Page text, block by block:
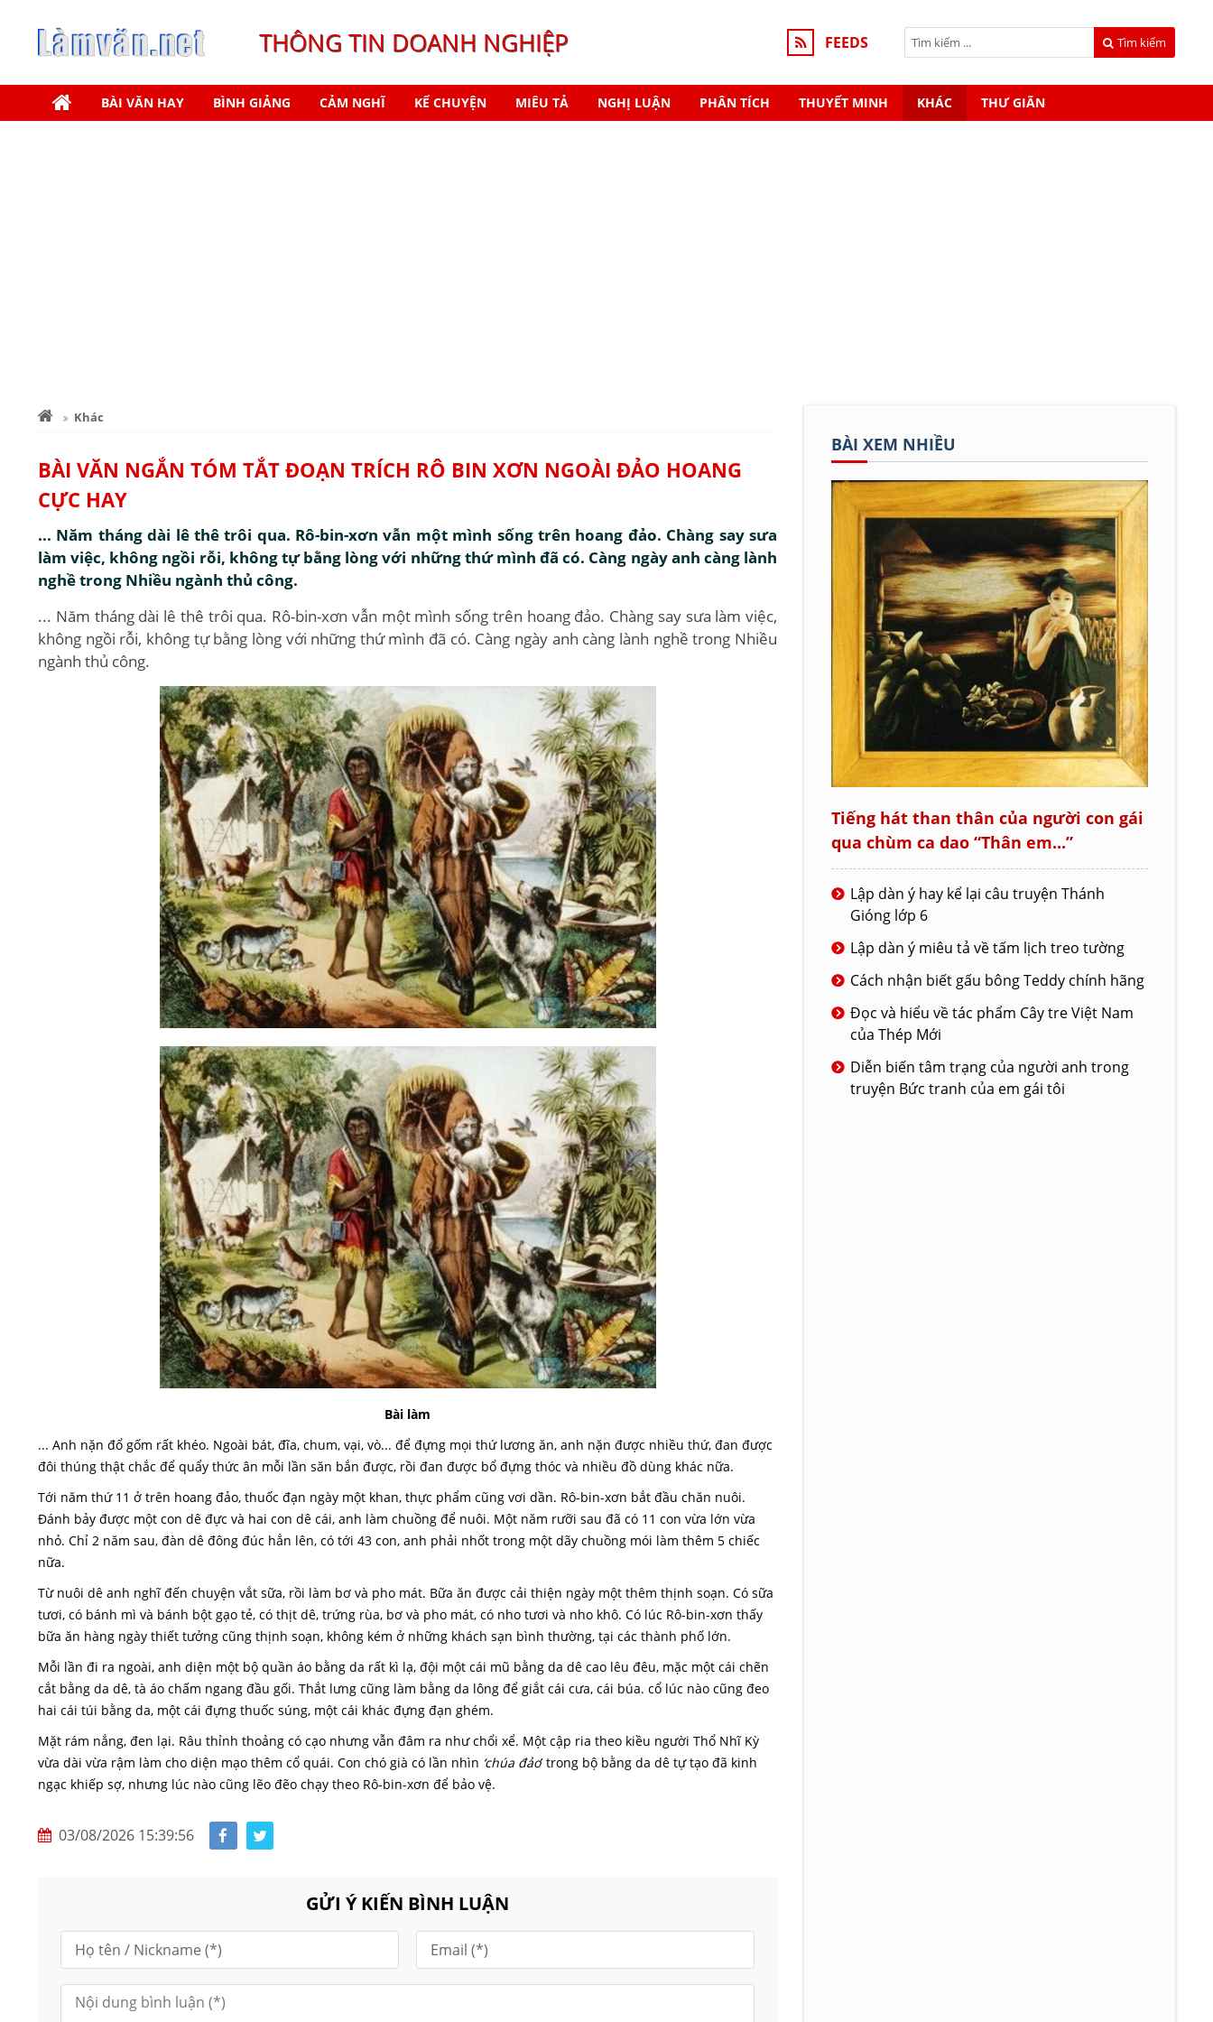
THÔNG TIN DOANH NGHIỆP FEEDS Tìm kiếm
BÀI VĂN HAY BÌNH GIẢNG CẢM NGHĨ KỂ CHUYỆN MIÊU TẢ NGHỊ LUẬN PHÂN TÍCH THUYẾT MINH KHÁC THƯ GIÃN
Khác
BÀI VĂN NGẮN TÓM TẮT ĐOẠN TRÍCH RÔ BIN XƠN NGOÀI ĐẢO HOANG
CỰC HAY
... Năm tháng dài lê thê trôi qua. Rô-bin-xơn vẫn một mình sống trên hoang đảo. Chàng say sưa
làm việc, không ngồi rỗi, không tự bằng lòng với những thứ mình đã có. Càng ngày anh càng lành
nghề trong Nhiều ngành thủ công.
... Năm tháng dài lê thê trôi qua. Rô-bin-xơn vẫn một mình sống trên hoang đảo. Chàng say sưa làm việc,
không ngồi rỗi, không tự bằng lòng với những thứ mình đã có. Càng ngày anh càng lành nghề trong Nhiều
ngành thủ công.
Bài làm
... Anh nặn đổ gốm rất khéo. Ngoài bát, đĩa, chum, vại, vò... để đựng mọi thứ lương ăn, anh nặn được nhiều thứ, đan được
đôi thúng thật chắc để quẩy thức ân mỗi lần săn bắn được, rồi đan được bổ đựng thóc và nhiều đồ dùng khác nữa.
Tới năm thứ 11 ở trên hoang đảo, thuốc đạn ngày một khan, thực phẩm cũng vơi dần. Rô-bin-xơn bắt đầu chăn nuôi.
Đánh bảy được một con dê đực và hai con dê cái, anh làm chuồng để nuôi. Một năm rưỡi sau đã có 11 con vừa lớn vừa
nhỏ. Chỉ 2 năm sau, đàn dê đông đúc hẳn lên, có tới 43 con, anh phải nhốt trong một dãy chuồng mói làm thêm 5 chiếc
nữa.
Từ nuôi dê anh nghĩ đến chuyện vắt sữa, rồi làm bơ và pho mát. Bữa ăn được cải thiện ngày một thêm thịnh soạn. Có sữa
tươi, có bánh mì và bánh bột gạo tẻ, có thịt dê, trứng rùa, bơ và pho mát, có nho tươi và nho khô. Có lúc Rô-bin-xơn thấy
bữa ăn hàng ngày thiết tưởng cũng thịnh soạn, không kém ở những khách sạn bình thường, tại các thành phố lớn.
Mỗi lần đi ra ngoài, anh diện một bộ quần áo bằng da rất kì lạ, đội một cái mũ bằng da dê cao lêu đêu, mặc một cái chẽn
cắt bằng da dê, tà áo chấm ngang đầu gối. Thắt lưng cũng làm bằng da lông để giắt cái cưa, cái búa. cổ lúc nào cũng đeo
hai cái túi bằng da, một cái đựng thuốc súng, một cái khác đựng đạn ghém.
Mặt rám nắng, đen lại. Râu thỉnh thoảng có cạo nhưng vẫn đâm ra như chổi xể. Một cập ria theo kiều người Thổ Nhĩ Kỳ
vừa dài vừa rậm làm cho diện mạo thêm cổ quái. Con chó già có lần nhìn ‘chúa đảo’ trong bộ bằng da dê tự tạo đã kinh
ngạc khiếp sợ, nhưng lúc nào cũng lẽo đẽo chạy theo Rô-bin-xơn để bảo vệ.
03/08/2026 15:39:56
GỬI Ý KIẾN BÌNH LUẬN
BÀI XEM NHIỀU
Tiếng hát than thân của người con gái
qua chùm ca dao “Thân em...”
Lập dàn ý hay kể lại câu truyện Thánh
Gióng lớp 6
Lập dàn ý miêu tả về tấm lịch treo tường
Cách nhận biết gấu bông Teddy chính hãng
Đọc và hiểu về tác phẩm Cây tre Việt Nam
của Thép Mới
Diễn biến tâm trạng của người anh trong
truyện Bức tranh của em gái tôi